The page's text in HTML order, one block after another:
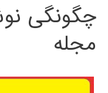
چگونگی
مجله